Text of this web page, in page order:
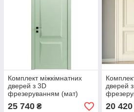
Комплект міжкімнатних
дверей з 3D
фрезеруванням (мат)
2100х800
25 740 ₴
дверей
20 420